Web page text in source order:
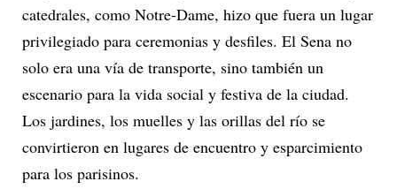
catedrales, como Notre-Dame, hizo que fuera un lugar
privilegiado para ceremonias y desfiles. El Sena no
solo era una vía de transporte, sino también un
escenario para la vida social y festiva de la ciudad.
Los jardines, los muelles y las orillas del río se
convirtieron en lugares de encuentro y esparcimiento
para los parisinos.